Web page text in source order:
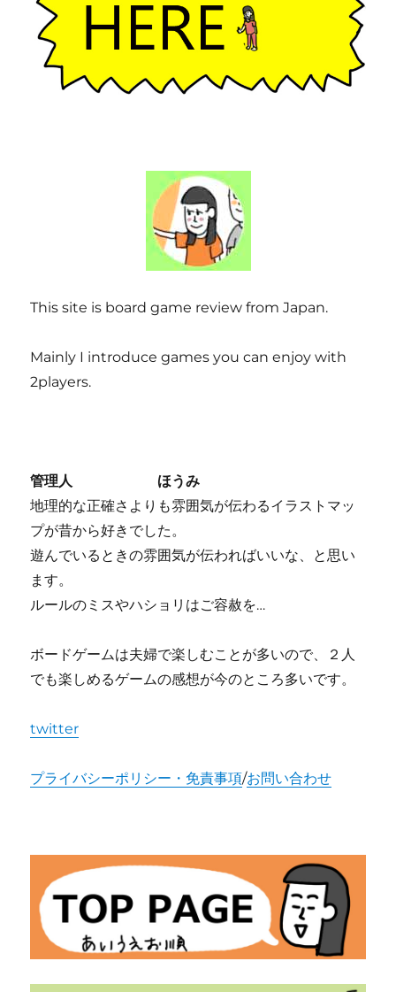
This site is board game review from Japan.
Mainly I introduce games you can enjoy with
2players.
管理人 ほうみ
地理的な正確さよりも雰囲気が伝わるイラストマッ
プが昔から好きでした。
遊んでいるときの雰囲気が伝わればいいな、と思い
ます。
ルールのミスやハショリはご容赦を…
ボードゲームは夫婦で楽しむことが多いので、２人
でも楽しめるゲームの感想が今のところ多いです。
twitter
プライバシーポリシー・免責事項/お問い合わせ